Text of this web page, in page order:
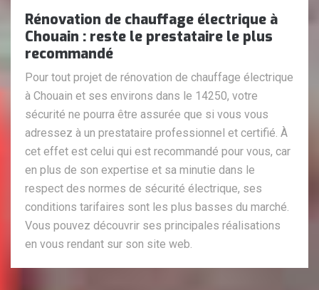
Rénovation de chauffage électrique à
Chouain : reste le prestataire le plus
recommandé
Pour tout projet de rénovation de chauffage électrique
à Chouain et ses environs dans le 14250, votre
sécurité ne pourra être assurée que si vous vous
adressez à un prestataire professionnel et certifié. À
cet effet est celui qui est recommandé pour vous, car
en plus de son expertise et sa minutie dans le
respect des normes de sécurité électrique, ses
conditions tarifaires sont les plus basses du marché.
Vous pouvez découvrir ses principales réalisations
en vous rendant sur son site web.